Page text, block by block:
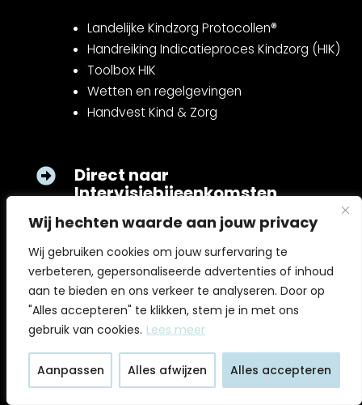
Wij hechten waarde aan jouw privacy
Wij gebruiken cookies om jouw surfervaring te
verbeteren, gepersonaliseerde advertenties of inhoud
aan te bieden en ons verkeer te analyseren. Door op
"Alles accepteren" te klikken, stem je in met ons
gebruik van cookies. Lees meer
Aanpassen Alles afwijzen Alles accepteren
Landelijke Kindzorg Protocollen®
Handreiking Indicatieproces Kindzorg (HIK)
Toolbox HIK
Wetten en regelgevingen
Handvest Kind & Zorg
 Direct naar
Intervisiebijeenkomsten
 Events
 Nieuws
Artikelen
Blogs & ervaringen
Podcasts & Talks